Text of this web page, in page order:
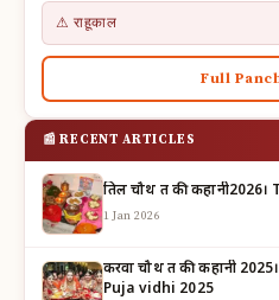
⚠ राहूकाल
Full
📰 RECENT ARTICLES
तिल चौथ व्रत की
1 Jan 2026
करवा चौथ व्रत की कहानी
Puja vidhi 2025